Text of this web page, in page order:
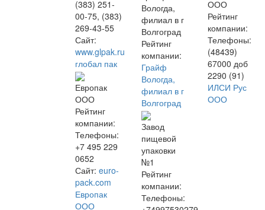
(383) 251-
00-75, (383)
269-43-55
Сайт:
www.glpak.ru
глобал пак
Европак
ООО
Рейтинг
компании:
Телефоны:
+7 495 229
0652
Сайт: euro-
pack.com
Европак
ООО
Вологда,
филиал в г
Волгоград
Рейтинг
компании:
Грайф
Вологда,
филиал в г
Волгоград
Завод
пищевой
упаковки
№1
Рейтинг
компании:
Телефоны:
ООО
Рейтинг
компании:
Телефоны:
(48439)
67000 доб
2290 (91)
ИЛСИ Рус
ООО